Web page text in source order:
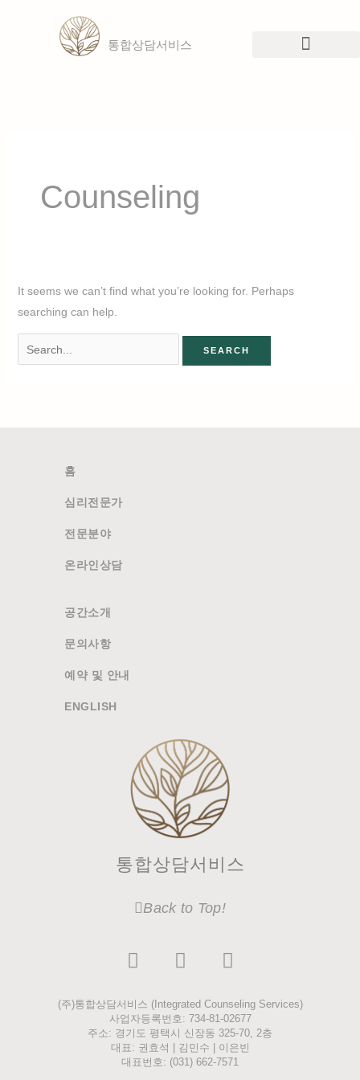
통합상담서비스
Counseling
It seems we can’t find what you’re looking for. Perhaps
searching can help.
홈
심리전문가
전문분야
온라인상담
공간소개
문의사항
예약 및 안내
ENGLISH
통합상담서비스
Back to Top!
I
n
t
a
g
r
F
a
e
b
o
o
L
i
k
e
d
i
(주)통합상담서비스 (Integrated Counseling Services)
사업자등록번호: 734-81-02677
주소: 경기도 평택시 신장동 325-70, 2층
대표: 권효석 | 김민수 | 이은빈
대표번호: (031) 662-7571